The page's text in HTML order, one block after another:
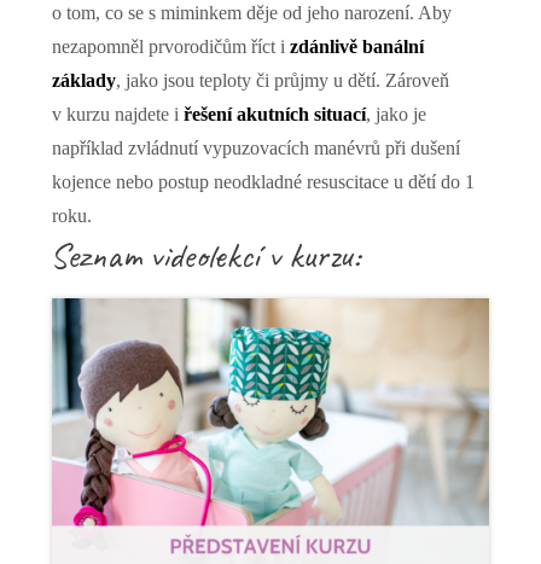
o tom, co se s miminkem děje od jeho narození. Aby
nezapomněl prvorodičům říct i zdánlivě banální
základy, jako jsou teploty či průjmy u dětí. Zároveň
v kurzu najdete i řešení akutních situací, jako je
například zvládnutí vypuzovacích manévrů při dušení
kojence nebo postup neodkladné resuscitace u dětí do 1
roku.
Seznam videolekcí v kurzu: